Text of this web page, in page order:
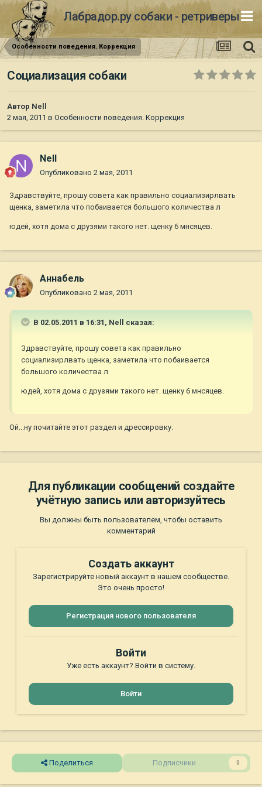
Лабрадор.ру собаки - ретриверы
Особенности поведения. Коррекция
Социализация собаки
Автор Nell
2 мая, 2011 в Особенности поведения. Коррекция
Nell
Опубликовано 2 мая, 2011
Здравствуйте, прошу совета как правильно социализирлвать
щенка, заметила что побаивается большого количества л
юдей, хотя дома с друзями такого нет. щенку 6 мнсяцев.
Aннaбель
Опубликовано 2 мая, 2011
В 02.05.2011 в 16:31, Nell сказал:
Здравствуйте, прошу совета как правильно
социализирлвать щенка, заметила что побаивается
большого количества л
юдей, хотя дома с друзями такого нет. щенку 6 мнсяцев.
Ой...ну почитайте этот раздел и дрессировку.
Для публикации сообщений создайте
учётную запись или авторизуйтесь
Вы должны быть пользователем, чтобы оставить
комментарий
Создать аккаунт
Зарегистрируйте новый аккаунт в нашем сообществе.
Это очень просто!
Регистрация нового пользователя
Войти
Уже есть аккаунт? Войти в систему.
Войти
Поделиться Подписчики 0